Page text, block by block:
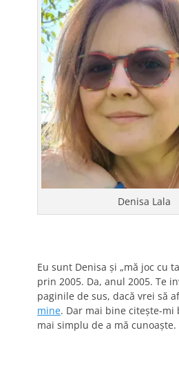
Denisa Lala
Eu sunt Denisa și „mă joc cu
prin 2005. Da, anul 2005. Te
paginile de sus, dacă vrei să
mine. Dar mai bine citește-mi
mai simplu de a mă cunoaște.